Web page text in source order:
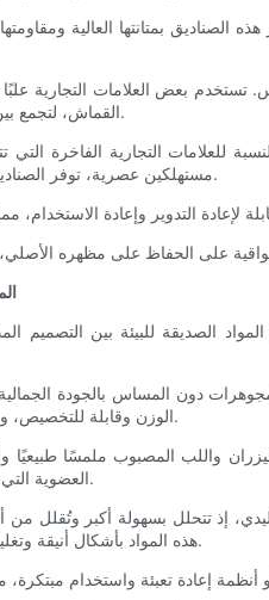
بمتانتها العالية
تستخدم بعض العلامات التجارية
القماش، لتجمع بين المتانة والنعومة لضمان سلامة المجوهرات.
للعلامات التجارية الفاخرة
مستهلكين عصرية، توفر الصناديق المعدنية توازنًا مثاليًا بين الشكل والوظيفة.
الصديقة للبيئة بين التصميم
دون المساس بالجودة
الوزن وقابلة للتخصيص، ويمكن طباعتها بأحبار وتشطيبات صديقة للبيئة.
واللب المصبوب ملمسًا طبيعيًا
العضوية التي تلقى صدى لدى المستهلكين المهتمين بالبيئة.
إذ تتحلل بسهولة أكبر وتُقلل
هذه المواد بأشكال أنيقة وتغليفها ببطانات ناعمة لحماية المجوهرات الثمينة.